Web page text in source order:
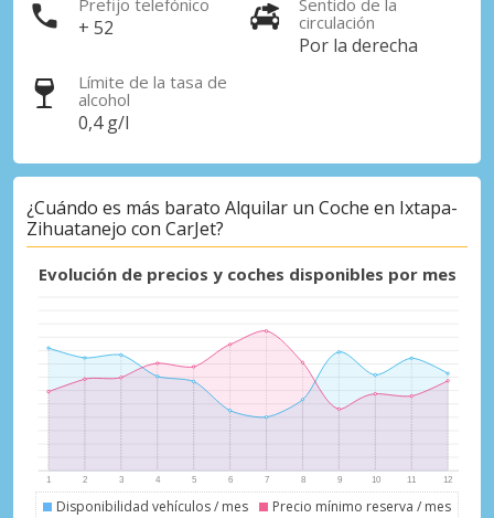
Prefijo telefónico
+ 52
Sentido de la
circulación
Por la derecha
Límite de la tasa de
alcohol
0,4 g/l
¿Cuándo es más barato Alquilar un Coche en Ixtapa-
Zihuatanejo con CarJet?
Evolución de precios y coches disponibles por mes
Disponibilidad vehículos / mes Precio mínimo reserva / mes